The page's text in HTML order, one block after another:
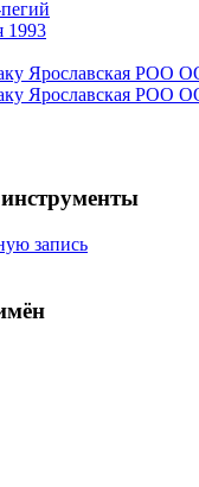
1993
Ярославская РОО
Ярославская РОО
запись